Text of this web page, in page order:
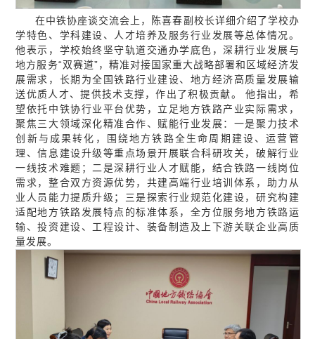
在中铁协座谈交流会上，陈喜春副校长详细介绍了学校办
学特色、学科建设、人才培养及服务行业发展等总体情况。
他表示，学校始终坚守轨道交通办学底色，深耕行业发展与
地方服务“双赛道”，精准对接国家重大战略部署和区域经济发
展需求，长期为全国铁路行业建设、地方经济高质量发展输
送优质人才、提供技术支撑，作出了积极贡献。 他指出，希
望依托中铁协行业平台优势，立足地方铁路产业实际需求，
聚焦三大领域深化精准合作、赋能行业发展：一是聚力技术
创新与成果转化，围绕地方铁路全生命周期建设、运营管
理、信息建设升级等重点场景开展联合科研攻关，破解行业
一线技术难题；二是深耕行业人才赋能，结合铁路一线岗位
需求，整合双方资源优势，共建高端行业培训体系，助力从
业人员能力提质升级；三是探索行业规范化建设，研究构建
适配地方铁路发展特点的标准体系，全方位服务地方铁路运
输、投资建设、工程设计、装备制造及上下游关联企业高质
量发展。